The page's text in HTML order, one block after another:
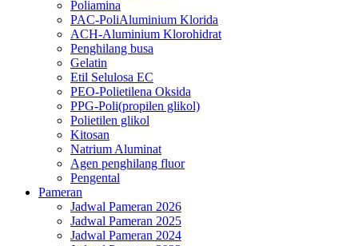
Poliamina
PAC-PoliAluminium Klorida
ACH-Aluminium Klorohidrat
Penghilang busa
Gelatin
Etil Selulosa EC
PEO-Polietilena Oksida
PPG-Poli(propilen glikol)
Polietilen glikol
Kitosan
Natrium Aluminat
Agen penghilang fluor
Pengental
Pameran
Jadwal Pameran 2026
Jadwal Pameran 2025
Jadwal Pameran 2024